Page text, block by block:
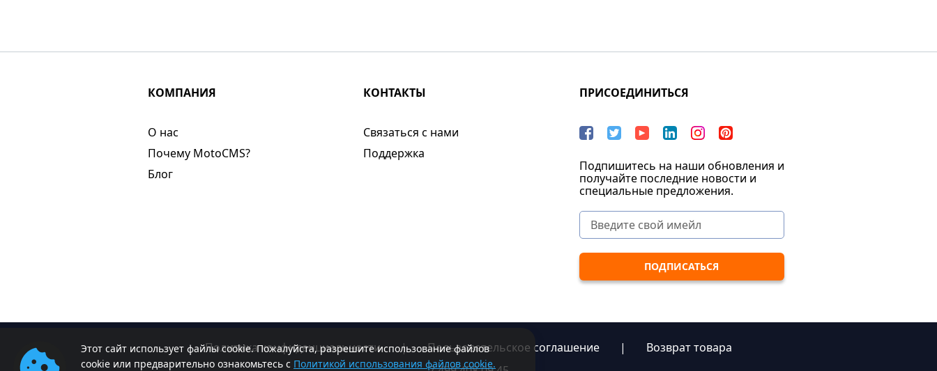
Этот сайт использует файлы cookie. Пожалуйста, разрешите использование файлов
cookie или предварительно ознакомьтесь с Политикой использования файлов cookie.
КОМПАНИЯ
О нас​
Почему MotoCMS?
Блог
КОНТАКТЫ
Связаться с нами
Поддержка
ПРИСОЕДИНИТЬСЯ
Подпишитесь на наши обновления и
получайте последние новости и
специальные предложения.
Политика конфиденциальности | Пользовательское соглашение |
Возврат товара